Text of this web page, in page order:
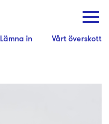
Lämna in Vårt överskott